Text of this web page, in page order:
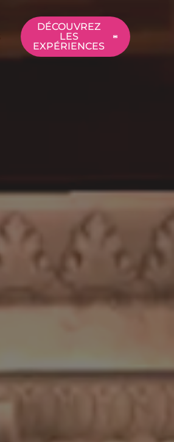
DÉCOUVREZ
LES
EXPÉRIENCES